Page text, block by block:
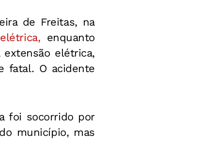
de Freitas, na
enquanto
elétrica,
fatal. O acidente
foi socorrido por
município, mas